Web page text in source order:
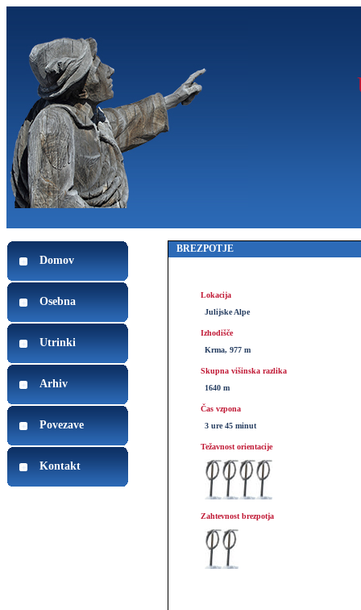
Domov
Osebna
Utrinki
Arhiv
Povezave
Kontakt
BREZPOTJE
Lokacija
Julijske Alpe
Izhodišče
Krma, 977 m
Skupna višinska razlika
1640 m
Čas vzpona
3 ure 45 minut
Težavnost orientacije
Zahtevnost brezpotja